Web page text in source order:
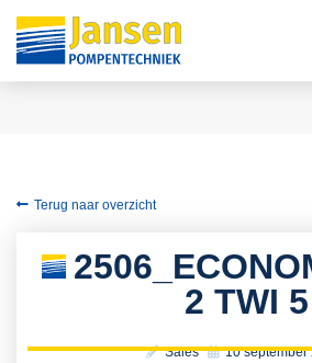
Terug naar overzicht
2 TWI 5
Sales 10 september